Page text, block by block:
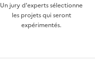
Un jury d'experts sélectionne
les projets qui seront
expérimentés.